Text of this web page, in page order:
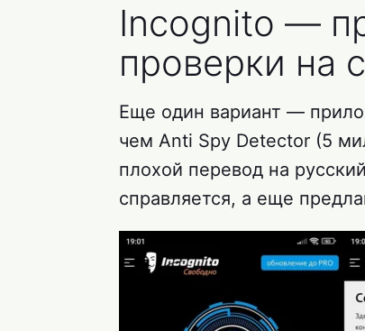
Incognito —
проверки на
Еще один вариант —
чем Anti Spy Detector (5
плохой перевод на
справляется, а еще